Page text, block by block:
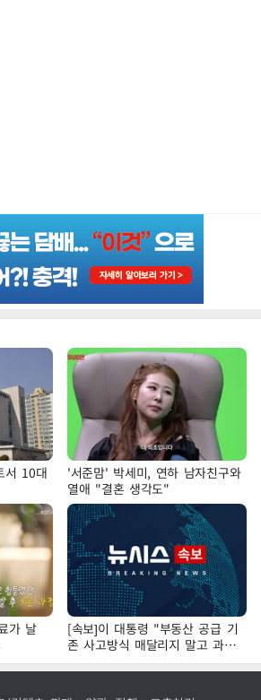
서 10대
'서준맘' 박세미, 연하 남자친구와
열애 "결혼 생각도"
가 날
[속보]이 대통령 "부동산 공급 기
존 사고방식 매달리지 말고 과감
히 실천"